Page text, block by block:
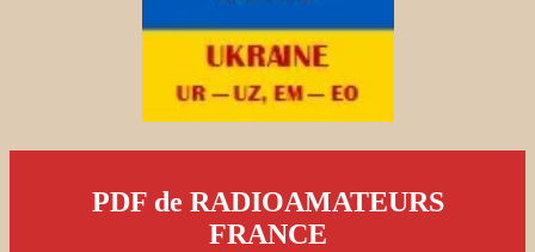
PDF de RADIOAMATEURS
FRANCE